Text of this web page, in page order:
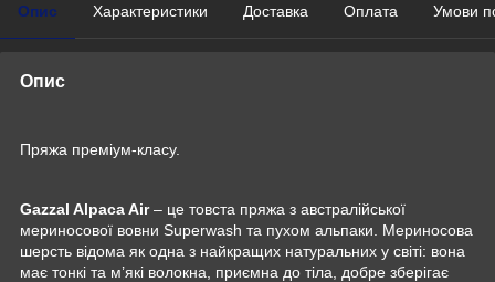
Опис Характеристики Доставка Оплата Умови
Опис
Пряжа преміум-класу.
Gazzal Alpaca Air– це товста пряжа з австралійської
мериносової вовни Superwash та пухом альпаки. Мериносова
шерсть відома як одна з найкращих натуральних у світі: вона
має тонкі та м’які волокна, приємна до тіла, добре зберігає